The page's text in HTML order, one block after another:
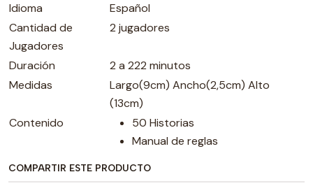
Idioma
Español
Cantidad de
Jugadores
2 jugadores
Duración
2 a 222 minutos
Medidas
Largo(9cm) Ancho(2,5cm) Alto
(13cm)
Contenido
50 Historias
Manual de reglas
COMPARTIR ESTE PRODUCTO